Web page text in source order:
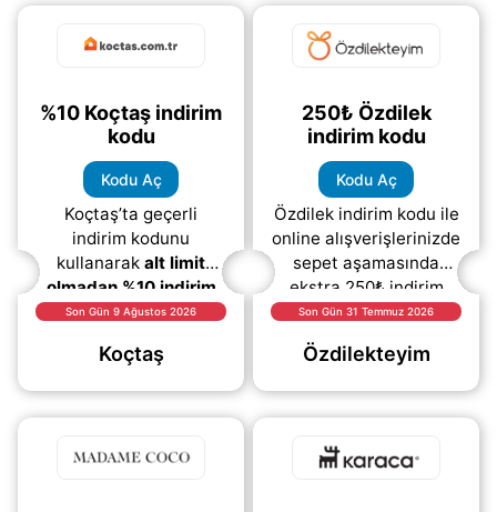
%10 Koçtaş indirim
kodu
Kodu Aç
Koçtaş’ta geçerli
indirim kodunu
kullanarak alt limit
olmadan %10 indirim
fırsatından
dekorasyonu, mobilya,
Son Gün 9 Ağustos 2026
Koçtaş
250₺ Özdilek
indirim kodu
Kodu Aç
Özdilek indirim kodu ile
online alışverişlerinizde
sepet aşamasında
ekstra 250₺ indirim
fırsatını yakalayın!
geçerli indirim kodunu
Son Gün 31 Temmuz 2026
Özdilekteyim